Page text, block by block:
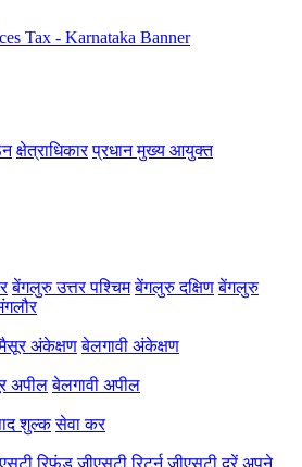
क्षेत्राधिकार प्रधान मुख्य आयुक्त
बेंगलुरु उत्तर पश्चिम बेंगलुरु दक्षिण बेंगलुरु
अंकेक्षण बेलगावी अंकेक्षण
अपील बेलगावी अपील
शुल्क सेवा कर
रिफंड जीएसटी रिटर्न जीएसटी दरें अपने